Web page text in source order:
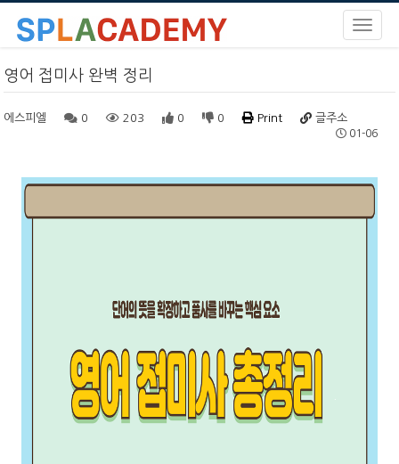
영어 접미사 완벽 정리
에스피엘 0 203 0 0 Print 글주소
01-06